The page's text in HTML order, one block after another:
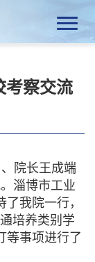
考察交流
院长王成端
淄博市工业
我院一行，
培养类别学
等事项进行了